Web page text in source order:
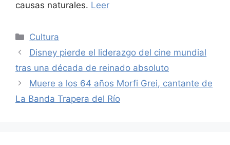
causas naturales. Leer
Categories
Cultura
Disney pierde el liderazgo del cine mundial
tras una década de reinado absoluto
Muere a los 64 años Morfi Grei, cantante de
La Banda Trapera del Río